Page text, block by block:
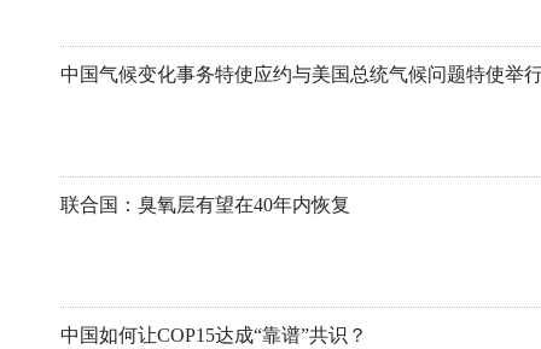
中国气候变化事务特使应约与美国总统气候问题特使举
联合国：臭氧层有望在40年内恢复
中国如何让COP15达成“靠谱”共识？